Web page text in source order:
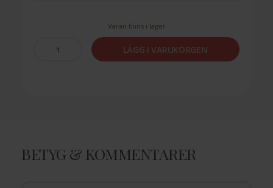
Varan finns i lager
LÄGG I VARUKORGEN
BETYG & KOMMENTARER